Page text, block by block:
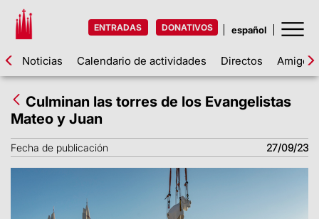
ENTRADAS DONATIVOS
Noticias Calendario de actividades Directos Amigos
Culminan las torres de los Evangelistas
Mateo y Juan
Fecha de publicación 27/09/23